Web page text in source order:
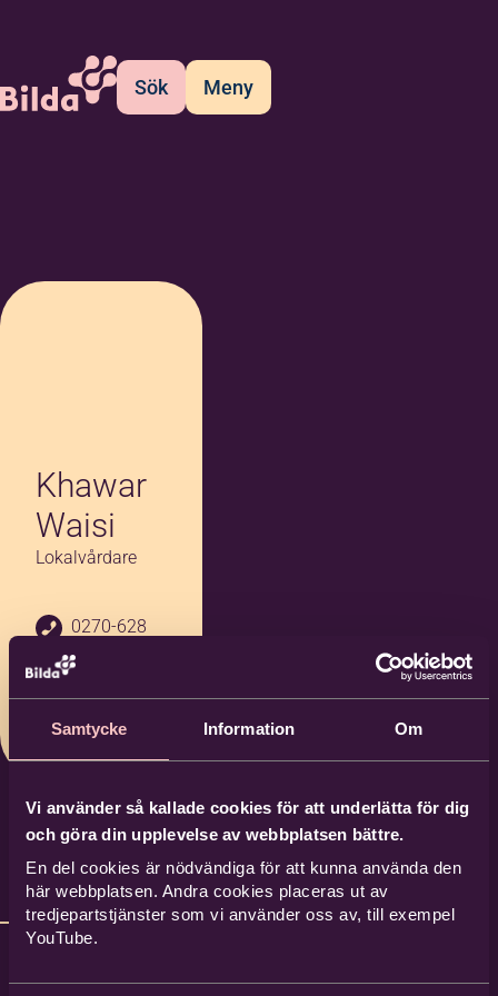
Samtycke Information Om
Vi använder så kallade cookies för att underlätta för dig
och göra din upplevelse av webbplatsen bättre.
En del cookies är nödvändiga för att kunna använda den
här webbplatsen. Andra cookies placeras ut av
tredjepartstjänster som vi använder oss av, till exempel
YouTube.
Sök Meny
Khawar
Waisi
Lokalvårdare
0270-628
00